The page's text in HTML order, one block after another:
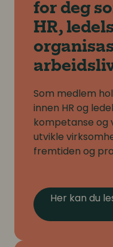
for deg
HR,
Som medlem
innen HR og
kompetanse og
utvikle
fremtiden og
Her kan du